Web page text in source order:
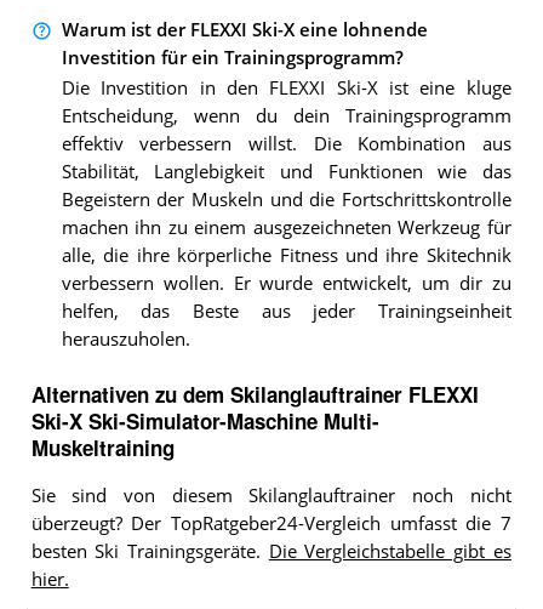
Warum ist der FLEXXI Ski-X eine lohnende
Investition für ein Trainingsprogramm?
Die Investition in den FLEXXI Ski-X ist eine kluge
Entscheidung, wenn du dein Trainingsprogramm
effektiv verbessern willst. Die Kombination aus
Stabilität, Langlebigkeit und Funktionen wie das
Begeistern der Muskeln und die Fortschrittskontrolle
machen ihn zu einem ausgezeichneten Werkzeug für
alle, die ihre körperliche Fitness und ihre Skitechnik
verbessern wollen. Er wurde entwickelt, um dir zu
helfen, das Beste aus jeder Trainingseinheit
herauszuholen.
Alternativen zu dem Skilanglauftrainer FLEXXI
Ski-X Ski-Simulator-Maschine Multi-
Muskeltraining
Sie sind von diesem Skilanglauftrainer noch nicht
überzeugt? Der TopRatgeber24-Vergleich umfasst die 7
besten Ski Trainingsgeräte. Die Vergleichstabelle gibt es
hier.